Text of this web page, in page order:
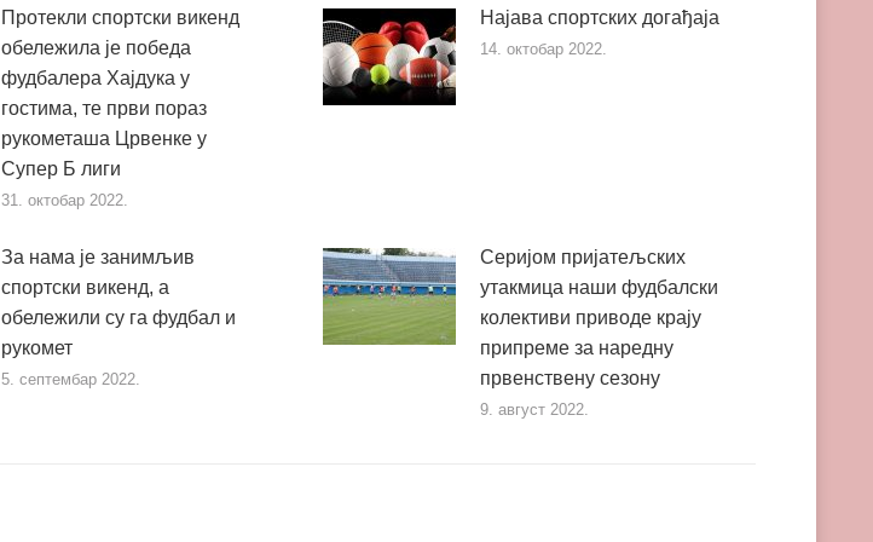
Протекли спортски викенд
обележила је победа
фудбалера Хајдука у
гостима, те први пораз
рукометаша Црвенке у
Супер Б лиги
31. октобар 2022.
Најава спортских догађаја
14. октобар 2022.
За нама је занимљив
спортски викенд, а
обележили су га фудбал и
рукомет
5. септембар 2022.
Серијом пријатељских
утакмица наши фудбалски
колективи приводе крају
припреме за наредну
првенствену сезону
9. август 2022.